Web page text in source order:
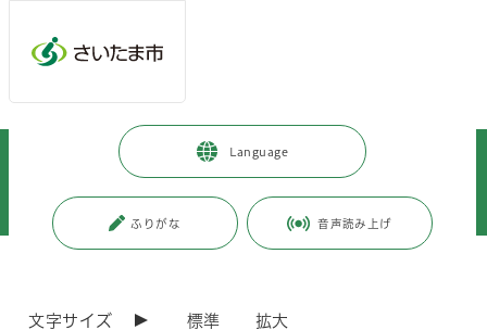
Language
ふりがな 音声読み上げ
文字サイズ 標準 拡大
市政情報 広報・報道 > 記者への情報提供
>
会を開催します～派遣で得た学びや想いを市長等に直接報告～
（令和7年9月12日発表）「広島への中学生平和学